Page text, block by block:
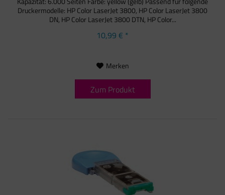
Druckermodelle: HP Color LaserJet 3800, HP Color LaserJet 3800
DN, HP Color LaserJet 3800 DTN, HP Color...
10,99 € *
Merken
Zum Produkt